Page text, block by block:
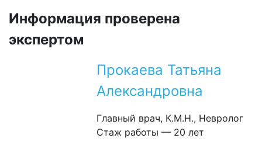
Информация проверена
экспертом
Прокаева Татьяна
Александровна
Главный врач, К.М.Н., Невролог
Стаж работы — 20 лет